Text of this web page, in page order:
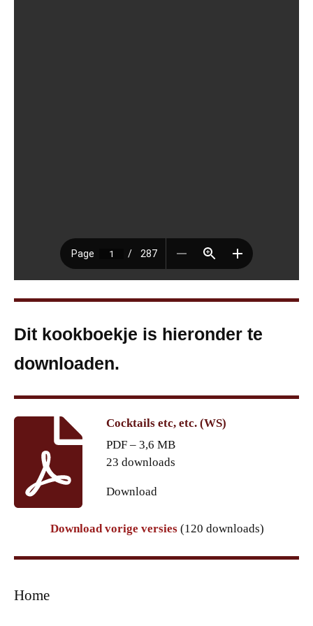
Dit kookboekje is hieronder te
downloaden.
Cocktails etc, etc. (WS)
PDF – 3,6 MB
23 downloads
Download
Download vorige versies (120 downloads)
Home